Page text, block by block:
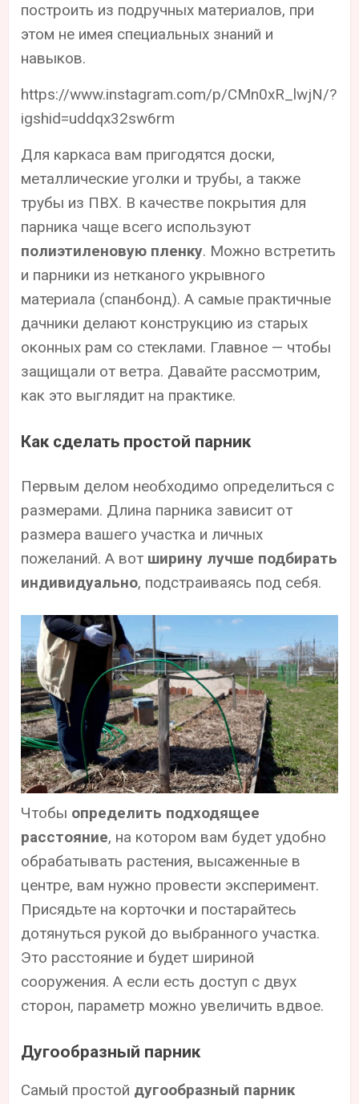
построить из подручных материалов, при
этом не имея специальных знаний и
навыков.
https://www.instagram.com/p/CMn0xR_lwjN/?
igshid=uddqx32sw6rm
Для каркаса вам пригодятся доски,
металлические уголки и трубы, а также
трубы из ПВХ. В качестве покрытия для
парника чаще всего используют
полиэтиленовую пленку. Можно встретить
и парники из нетканого укрывного
материала (спанбонд). А самые практичные
дачники делают конструкцию из старых
оконных рам со стеклами. Главное — чтобы
защищали от ветра. Давайте рассмотрим,
как это выглядит на практике.
Как сделать простой парник
Первым делом необходимо определиться с
размерами. Длина парника зависит от
размера вашего участка и личных
пожеланий. А вот ширину лучше подбирать
индивидуально, подстраиваясь под себя.
Чтобы определить подходящее
расстояние, на котором вам будет удобно
обрабатывать растения, высаженные в
центре, вам нужно провести эксперимент.
Присядьте на корточки и постарайтесь
дотянуться рукой до выбранного участка.
Это расстояние и будет шириной
сооружения. А если есть доступ с двух
сторон, параметр можно увеличить вдвое.
Дугообразный парник
Самый простой дугообразный парник